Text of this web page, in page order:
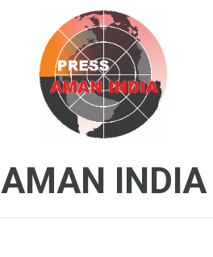
AMAN INDIA